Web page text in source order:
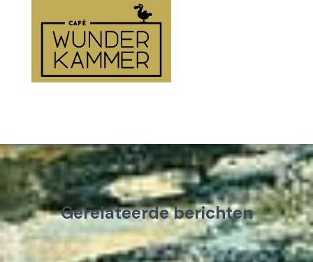
Gerelateerde berichten